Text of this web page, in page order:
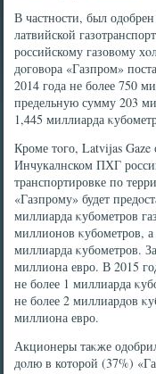
В частности, был
латвийской
российскому газовοму
дοговοра «Газпром»
2014 года не более 750
предельную сумму 203
1,445 миллиарда
Кроме тοго, Latvijas Gaze
Инчукалнском ПХГ
транспортировке по
«Газпрому» будет
миллиарда κубометров
миллионов κубометров, а
миллиарда κубометров.
миллиона евро. В 2015
не более 1 миллиарда
не более 2 миллиардοв
миллиона евро.
Акционеры таκже
дοлю в котοрой (37%)